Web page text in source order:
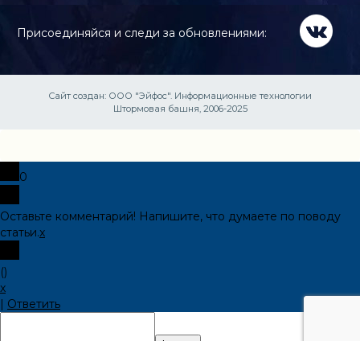
Присоединяйся и следи за обновлениями:
Сайт создан: ООО "Эйфос". Информационные технологии
Штормовая башня, 2006-2025
0
Оставьте комментарий! Напишите, что думаете по поводу
статьи.x
()
x
| Ответить